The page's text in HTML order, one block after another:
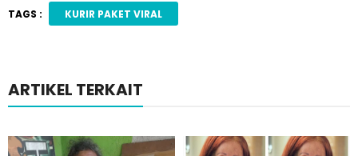
TAGS : KURIR PAKET VIRAL
ARTIKEL TERKAIT